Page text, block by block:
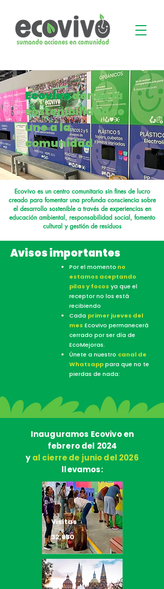
Ecovivodonde la
sostenibilidad se
une a la
comunidad
Ecovivo es un centro comunitario sin fines de lucro
creado para fomentar una profunda consciencia sobre
el desarrollo sostenible a través de experiencias en
educación ambiental, responsabilidad social, fomento
cultural y gestión de residuos
Avisos importantes
Por el momento no
estamos aceptando
pilas y focos ya que el
receptor no los está
recibiendo
Cada primer jueves del
mes Ecovivo permanecerá
cerrado por serdía de
EcoMejoras.
Únete a nuestro canal de
Whatsapppara que no te
pierdas de nada:
Inauguramos Ecovivo en
febrero del 2024
yal cierre de junio del 2026
llevamos:
Visitas
32,880
29,401